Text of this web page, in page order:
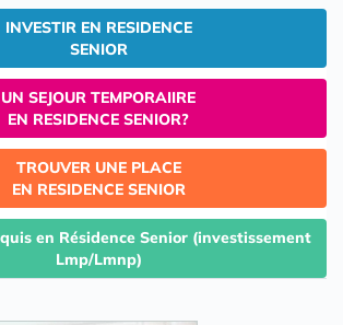
INVESTIR EN RESIDENCE
SENIOR
UN SEJOUR TEMPORAIIRE
EN RESIDENCE SENIOR?
TROUVER UNE PLACE
EN RESIDENCE SENIOR
en Résidence Senior (investissement
Lmp/Lmnp)